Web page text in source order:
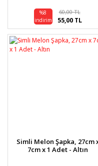
%8
indirim
60,00 TL
55,00 TL
Simli Melon Şapka, 27cm
7cm x 1 Adet - Altın